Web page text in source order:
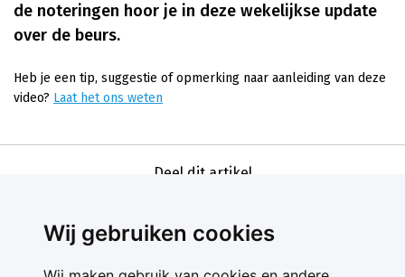
Wij gebruiken cookies
de noteringen hoor je in deze wekelijkse update
over de beurs.
Heb je een tip, suggestie of opmerking naar aanleiding van deze
video? Laat het ons weten
Deel dit artikel